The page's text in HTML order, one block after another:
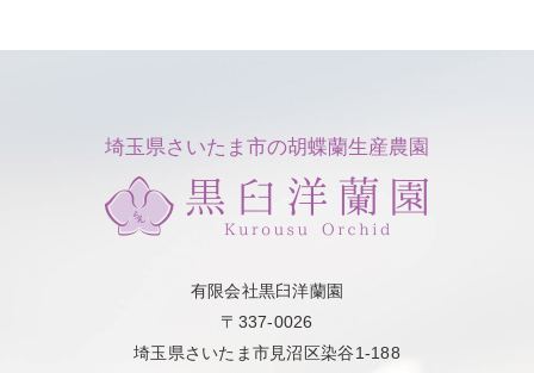
埼玉県さいたま市の胡蝶蘭生産農園
有限会社黒臼洋蘭園
〒337-0026
埼玉県さいたま市見沼区染谷1-188